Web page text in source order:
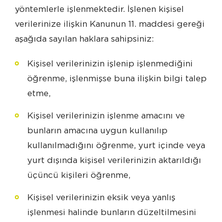
yöntemlerle işlenmektedir. İşlenen kişisel
verilerinize ilişkin Kanunun 11. maddesi gereği
aşağıda sayılan haklara sahipsiniz:
Kişisel verilerinizin işlenip işlenmediğini
öğrenme, işlenmişse buna ilişkin bilgi talep
etme,
Kişisel verilerinizin işlenme amacını ve
bunların amacına uygun kullanılıp
kullanılmadığını öğrenme, yurt içinde veya
yurt dışında kişisel verilerinizin aktarıldığı
üçüncü kişileri öğrenme,
Kişisel verilerinizin eksik veya yanlış
işlenmesi halinde bunların düzeltilmesini